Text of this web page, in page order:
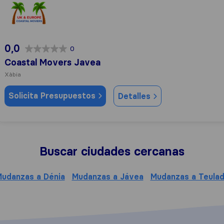
0,0 0
Coastal Movers Javea
Xàbia
Solicita Presupuestos Detalles
Buscar ciudades cercanas
a Dénia Mudanzas a Jávea Mudanzas a